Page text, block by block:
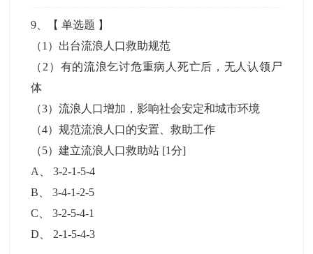
9 、【单选题 】
（1）出台流浪人口救助规范
（2）有的流浪乞讨危重病人死亡后，无人认领尸
体
（3）流浪人口增加，影响社会安定和城市环境
（4）规范流浪人口的安置、救助工作
（5）建立流浪人口救助站 [1分]
A
、3-2-1-5-4
B 、3-4-1-2-5
C 、3-2-5-4-1
D
2-1-5-4-3